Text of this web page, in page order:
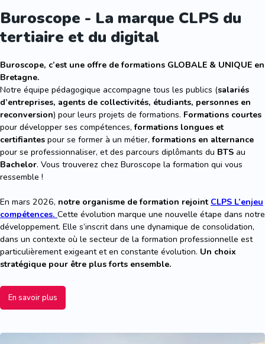
Buroscope - La marque CLPS du
tertiaire et du digital
Buroscope, c’est une offre de formations GLOBALE & UNIQUE en
Bretagne.
Notre équipe pédagogique accompagne tous les publics (salariés
d’entreprises, agents de collectivités, étudiants, personnes en
reconversion) pour leurs projets de formations. Formations courtes
pour développer ses compétences,formations longues et
certifiantes pour se former à un métier,formations en alternance
pour se professionnaliser, et des parcours diplômants du BTS au
Bachelor. Vous trouverez chez Buroscope la formation qui vous
ressemble !
En mars 2026, notre organisme de formation rejoint CLPS L’enjeu
compétences. Cette évolution marque une nouvelle étape dans notre
développement. Elle s’inscrit dans une dynamique de consolidation,
dans un contexte où le secteur de la formation professionnelle est
particulièrement exigeant et en constante évolution. Un choix
stratégique pour être plus forts ensemble.
En savoir plus